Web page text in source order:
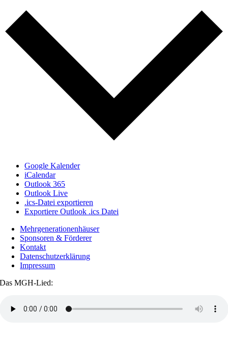
Google Kalender
iCalendar
Outlook 365
Outlook Live
.ics-Datei exportieren
Exportiere Outlook .ics Datei
Mehrgenerationenhäuser
Sponsoren & Förderer
Kontakt
Datenschutzerklärung
Impressum
Das MGH-Lied: